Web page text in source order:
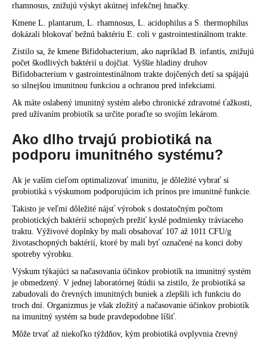
rhamnosus, znižujú výskyt akútnej infekčnej hnačky.
Kmene L. plantarum, L. rhamnosus, L. acidophilus a S. thermophilus
dokázali blokovať bežnú baktériu E. coli v gastrointestinálnom trakte.
Zistilo sa, že kmene Bifidobacterium, ako napríklad B. infantis, znižujú
počet škodlivých baktérií u dojčiat. Vyššie hladiny druhov
Bifidobacterium v gastrointestinálnom trakte dojčených detí sa spájajú
so silnejšou imunitnou funkciou a ochranou pred infekciami.
Ak máte oslabený imunitný systém alebo chronické zdravotné ťažkosti,
pred užívaním probiotík sa určite poraďte so svojím lekárom.
Ako dlho trvajú probiotiká na
podporu imunitného systému?
Ak je vaším cieľom optimalizovať imunitu, je dôležité vybrať si
probiotiká s výskumom podporujúcim ich prínos pre imunitné funkcie.
Takisto je veľmi dôležité nájsť výrobok s dostatočným počtom
probiotických baktérií schopných prežiť kyslé podmienky tráviaceho
traktu. Výživové doplnky by mali obsahovať 107 až 1011 CFU/g
životaschopných baktérií, ktoré by mali byť označené na konci doby
spotreby výrobku.
Výskum týkajúci sa načasovania účinkov probiotík na imunitný systém
je obmedzený. V jednej laboratórnej štúdii sa zistilo, že probiotiká sa
zabudovali do črevných imunitných buniek a zlepšili ich funkciu do
troch dní. Organizmus je však zložitý a načasovanie účinkov probiotík
na imunitný systém sa bude pravdepodobne líšiť.
Môže trvať až niekoľko týždňov, kým probiotiká ovplyvnia črevný